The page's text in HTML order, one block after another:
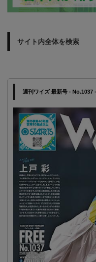
サイト内全体を検索
週刊ワイズ 最新号 - No.1037